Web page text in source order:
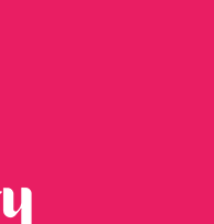
phục vụ tận tình luôn
100%.
hàng lỗi, sai mẫu